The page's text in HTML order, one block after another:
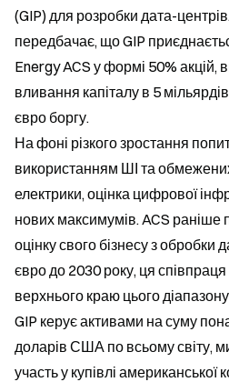
(GIP) для розробки дата-
передбачає, що GIP
Energy ACS у формі 50% акцій,
вливання капіталу в 5
євро боргу.
На фоні різкого зростання
використанням ШІ та
електрики, оцінка цифрової
нових максимумів. ACS раніше
оцінку свого бізнесу з обробки
євро до 2030 року, ця
верхнього краю цього
GIP керує активами на суму
доларів США по всьому світу,
участь у купівлі американської